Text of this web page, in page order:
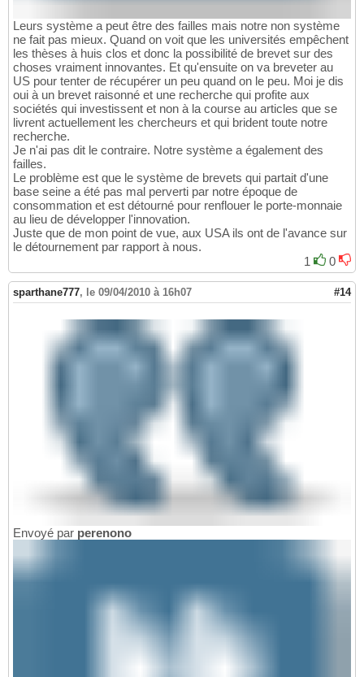
Leurs système a peut être des failles mais notre non système
ne fait pas mieux. Quand on voit que les universités empêchent
les thèses à huis clos et donc la possibilité de brevet sur des
choses vraiment innovantes. Et qu'ensuite on va breveter au
US pour tenter de récupérer un peu quand on le peu. Moi je dis
oui à un brevet raisonné et une recherche qui profite aux
sociétés qui investissent et non à la course au articles que se
livrent actuellement les chercheurs et qui brident toute notre
recherche.
Je n'ai pas dit le contraire. Notre système a également des
failles.
Le problème est que le système de brevets qui partait d'une
base seine a été pas mal perverti par notre époque de
consommation et est détourné pour renflouer le porte-monnaie
au lieu de développer l'innovation.
Juste que de mon point de vue, aux USA ils ont de l'avance sur
le détournement par rapport à nous.
1
0
sparthane777, le 09/04/2010 à 16h07 #14
Envoyé par perenono